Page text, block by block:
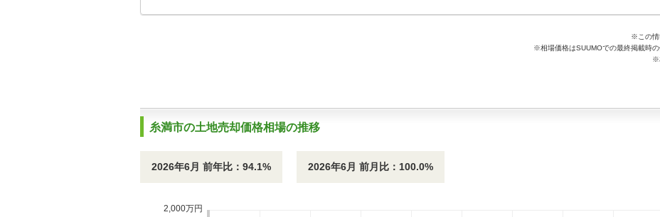
※この情
※相場価格はSUUMOでの最終掲載時
※
糸満市の土地売却価格相場の推移
2026年6月 前年比：94.1% 2026年6月 前月比：100.0%
2,000万円